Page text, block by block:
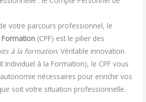
votre parcours professionnel, le
(CPF) est le pilier des
à la formation. Véritable innovation
Individuel à la Formation), le CPF vous
nécessaires pour enrichir vos
soit votre situation professionnelle.